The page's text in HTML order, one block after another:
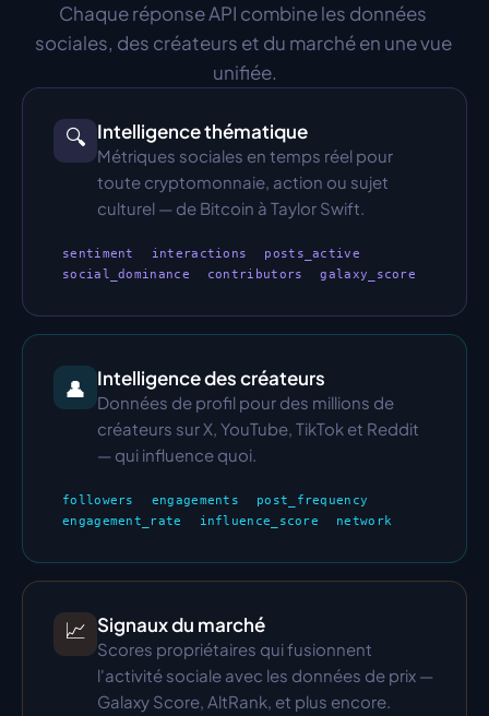
Chaque réponse API combine les données
sociales, des créateurs et du marché en une vue
unifiée.
🔍 Intelligence thématique
Métriques sociales en temps réel pour
toute cryptomonnaie, action ou sujet
culturel — de Bitcoin à Taylor Swift.
sentiment interactions
posts_active
social_dominance
contributors galaxy_score
👤 Intelligence des créateurs
Données de profil pour des millions de
créateurs sur X, YouTube, TikTok et Reddit
— qui influence quoi.
followers engagements
post_frequency
engagement_rate
influence_score network
📈 Signaux du marché
Scores propriétaires qui fusionnent
l'activité sociale avec les données de prix —
Galaxy Score, AltRank, et plus encore.